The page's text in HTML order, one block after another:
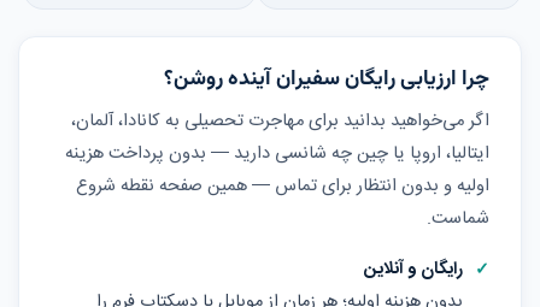
چرا ارزیابی رایگان سفیران آینده روشن؟
اگر می‌خواهید بدانید برای مهاجرت تحصیلی به کانادا، آلمان،
ایتالیا، اروپا یا چین چه شانسی دارید — بدون پرداخت هزینه
اولیه و بدون انتظار برای تماس — همین صفحه نقطه شروع
شماست.
رایگان و آنلاین